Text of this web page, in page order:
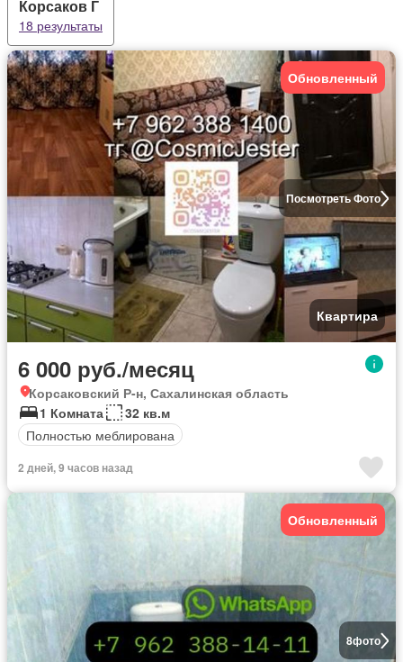
Корсаков Г
18 результаты
Посмотреть Фото
Обновленный
Квартира
6 000 руб./месяц
Корсаковский Р-н, Сахалинская область
1 Комната
32 кв.м
Полностью меблирована
2 дней, 9 часов назад
8фото
Обновленный